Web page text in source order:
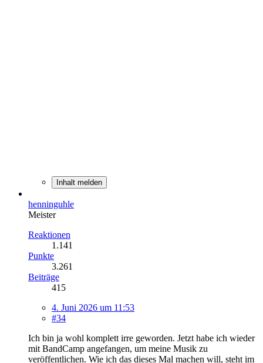
Inhalt melden
henninguhle
Meister
Reaktionen
1.141
Punkte
3.261
Beiträge
415
4. Juni 2026 um 11:53
#34
Ich bin ja wohl komplett irre geworden. Jetzt habe ich wieder
mit BandCamp angefangen, um meine Musik zu
veröffentlichen. Wie ich das dieses Mal machen will, steht im